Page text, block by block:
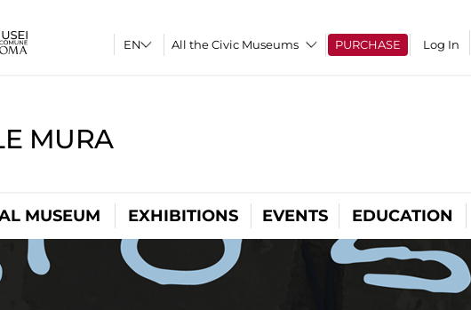
All the Civic Museums PURCHASE Log In
MURA
MUSEUM EXHIBITIONS EVENTS EDUCATION